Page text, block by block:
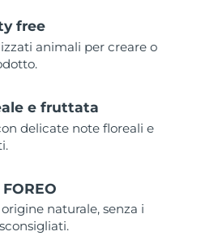
free
animali per creare o
e fruttata
delicate note floreali e
naturale, senza i
Consegna stimata
Consegna stimata
Consegna stimata
Consegna stimata